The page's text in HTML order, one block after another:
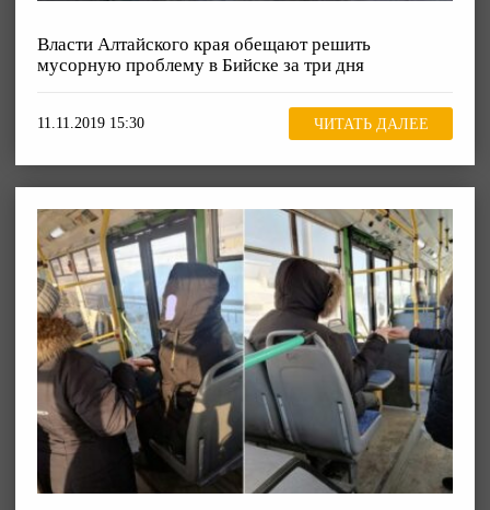
Власти Алтайского края обещают решить
мусорную проблему в Бийске за три дня
11.11.2019 15:30 ЧИТАТЬ ДАЛЕЕ